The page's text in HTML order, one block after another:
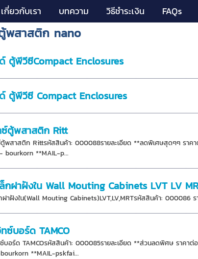
เกี่ยวกับเรา บทความ วิธีชำระเงิน FAQs
พสาสติก nano
ตู้พีวีซีCompact Enclosures
ตู้พีวีซี Compact Enclosures
ตู้พสาสติก Ritt
พสาสติก Rittรหัสสินค้า: 000088รายละเอียด **ลดพิเศษสุดๆๆ ราคา
bourkorn **MAIL-p...
กฝาฝังใน Wall Mouting Cabinets LVT LV
ฝาฝังใน(Wall Mouting Cabinets)LVT,LV,MRTรหัสสินค้า: 000086
ซ์บอร์ด TAMCO
บอร์ด TAMCOรหัสสินค้า: 000085รายละเอียด **ส่วนลดพิศษ ราคาต่
**MAIL-pskfai...